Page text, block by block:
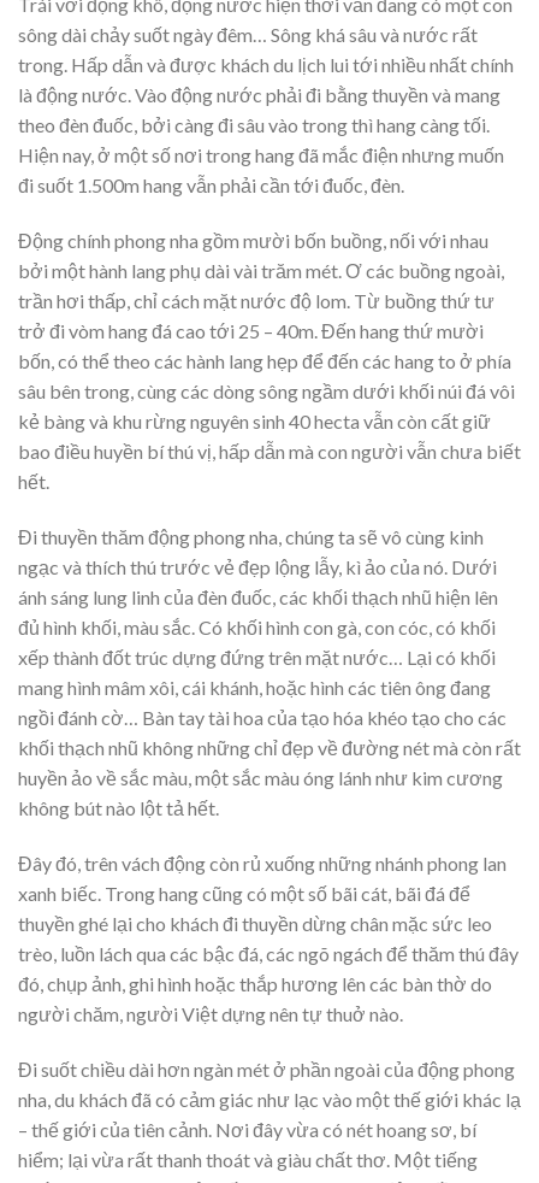
Trái với động khô, động nước hiện thời vẫn đang có một con
sông dài chảy suốt ngày đêm… Sông khá sâu và nước rất
trong. Hấp dẫn và được khách du lịch lui tới nhiều nhất chính
là động nước. Vào động nước phải đi bằng thuyền và mang
theo đèn đuốc, bởi càng đi sâu vào trong thì hang càng tối.
Hiện nay, ở một số nơi trong hang đã mắc điện nhưng muốn
đi suốt 1.500m hang vẫn phải cần tới đuốc, đèn.
Động chính phong nha gồm mười bốn buồng, nối với nhau
bởi một hành lang phụ dài vài trăm mét. Ơ các buồng ngoài,
trần hơi thấp, chỉ cách mặt nước độ lom. Từ buồng thứ tư
trở đi vòm hang đá cao tới 25 – 40m. Đến hang thứ mười
bốn, có thể theo các hành lang hẹp để đến các hang to ở phía
sâu bên trong, cùng các dòng sông ngầm dưới khối núi đá vôi
kẻ bàng và khu rừng nguyên sinh 40 hecta vẫn còn cất giữ
bao điều huyền bí thú vị, hấp dẫn mà con người vẫn chưa biết
hết.
Đi thuyền thăm động phong nha, chúng ta sẽ vô cùng kinh
ngạc và thích thú trước vẻ đẹp lộng lẫy, kì ảo của nó. Dưới
ánh sáng lung linh của đèn đuốc, các khối thạch nhũ hiện lên
đủ hình khối, màu sắc. Có khối hình con gà, con cóc, có khối
xếp thành đốt trúc dựng đứng trên mặt nước… Lại có khối
mang hình mâm xôi, cái khánh, hoặc hình các tiên ông đang
ngồi đánh cờ… Bàn tay tài hoa của tạo hóa khéo tạo cho các
khối thạch nhũ không những chỉ đẹp về đường nét mà còn rất
huyền ảo về sắc màu, một sắc màu óng lánh như kim cương
không bút nào lột tả hết.
Đây đó, trên vách động còn rủ xuống những nhánh phong lan
xanh biếc. Trong hang cũng có một số bãi cát, bãi đá để
thuyền ghé lại cho khách đi thuyền dừng chân mặc sức leo
trèo, luồn lách qua các bậc đá, các ngõ ngách để thăm thú đây
đó, chụp ảnh, ghi hình hoặc thắp hương lên các bàn thờ do
người chăm, người Việt dựng nên tự thuở nào.
Đi suốt chiều dài hơn ngàn mét ở phần ngoài của động phong
nha, du khách đã có cảm giác như lạc vào một thế giới khác lạ
– thế giới của tiên cảnh. Nơi đây vừa có nét hoang sơ, bí
hiểm; lại vừa rất thanh thoát và giàu chất thơ. Một tiếng